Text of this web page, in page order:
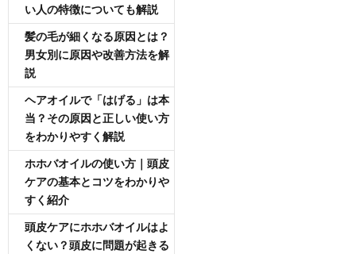
い人の特徴についても解説
髪の毛が細くなる原因とは？
男女別に原因や改善方法を解
説
ヘアオイルで「はげる」は本
当？その原因と正しい使い方
をわかりやすく解説
ホホバオイルの使い方｜頭皮
ケアの基本とコツをわかりや
すく紹介
頭皮ケアにホホバオイルはよ
くない？頭皮に問題が起きる